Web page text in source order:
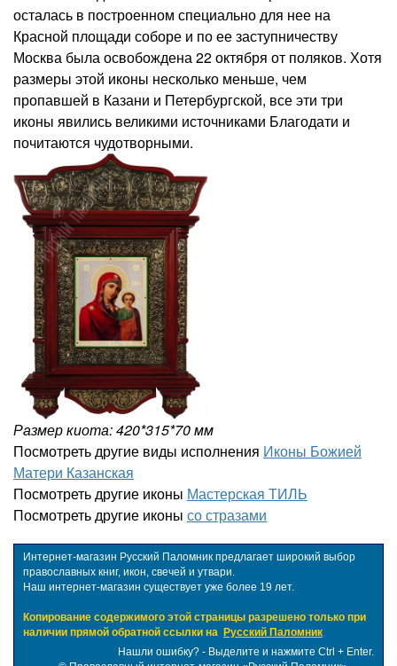
осталась в построенном специально для нее на
Красной площади соборе и по ее заступничеству
Москва была освобождена 22 октября от поляков. Хотя
размеры этой иконы несколько меньше, чем
пропавшей в Казани и Петербургской, все эти три
иконы явились великими источниками Благодати и
почитаются чудотворными.
Размер киота: 420*315*70 мм
Посмотреть другие виды исполнения Иконы Божией
Матери Казанская
Посмотреть другие иконы Мастерская ТИЛЬ
Посмотреть другие иконы со стразами
Интернет-магазин Русский Паломник предлагает широкий выбор
православных книг, икон, свечей и утвари.
Наш интернет-магазин существует уже более 19 лет.
Копирование содержимого этой страницы разрешено только при
наличии прямой обратной ссылки на Русский Паломник
Нашли ошибку? - Выделите и нажмите Ctrl + Enter.